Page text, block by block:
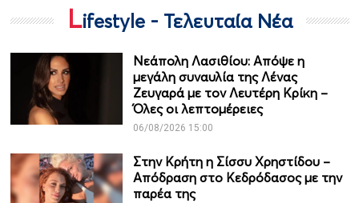
Lifestyle - Τελευταία Νέα
Νεάπολη Λασιθίου: Απόψε η
μεγάλη συναυλία της Λένας
Ζευγαρά με τον Λευτέρη Κρίκη –
Όλες οι λεπτομέρειες
06/08/2026 15:00
Στην Κρήτη η Σίσσυ Χρηστίδου –
Απόδραση στο Κεδρόδασος με την
παρέα της